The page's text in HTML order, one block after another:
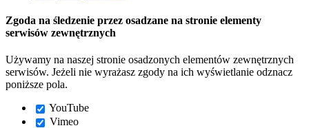
Zgoda na śledzenie przez osadzane na stronie elementy
serwisów zewnętrznych
Używamy na naszej stronie osadzonych elementów zewnętrznych
serwisów. Jeżeli nie wyrażasz zgody na ich wyświetlanie odznacz
poniższe pola.
YouTube
Vimeo